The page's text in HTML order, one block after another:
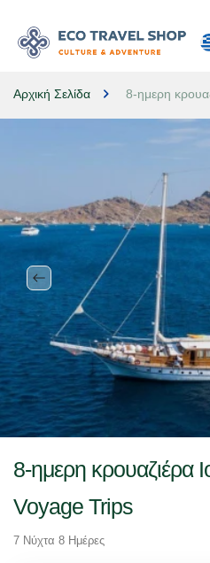
Αρχική Σελίδα 8-ημερη
8-ημερη κρουαζιέρα
Voyage Trips
7 Νύχτα 8 Ημέρες